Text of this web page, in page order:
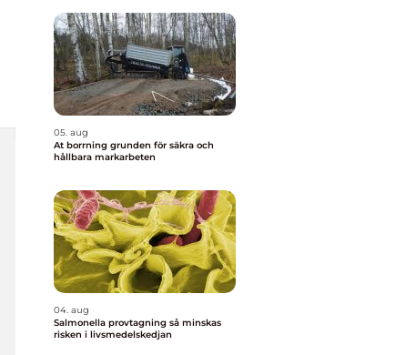
05. aug
At borrning grunden för säkra och
hållbara markarbeten
04. aug
Salmonella provtagning så minskas
risken i livsmedelskedjan